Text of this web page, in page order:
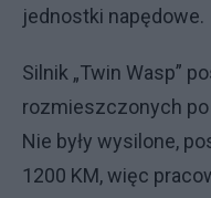
jednostki napędowe.
Silnik „Twin Wasp”
rozmieszczonych
Nie były wysilone,
1200 KM, więc